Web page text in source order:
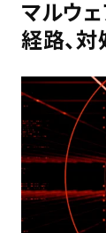
マルウ
経路、